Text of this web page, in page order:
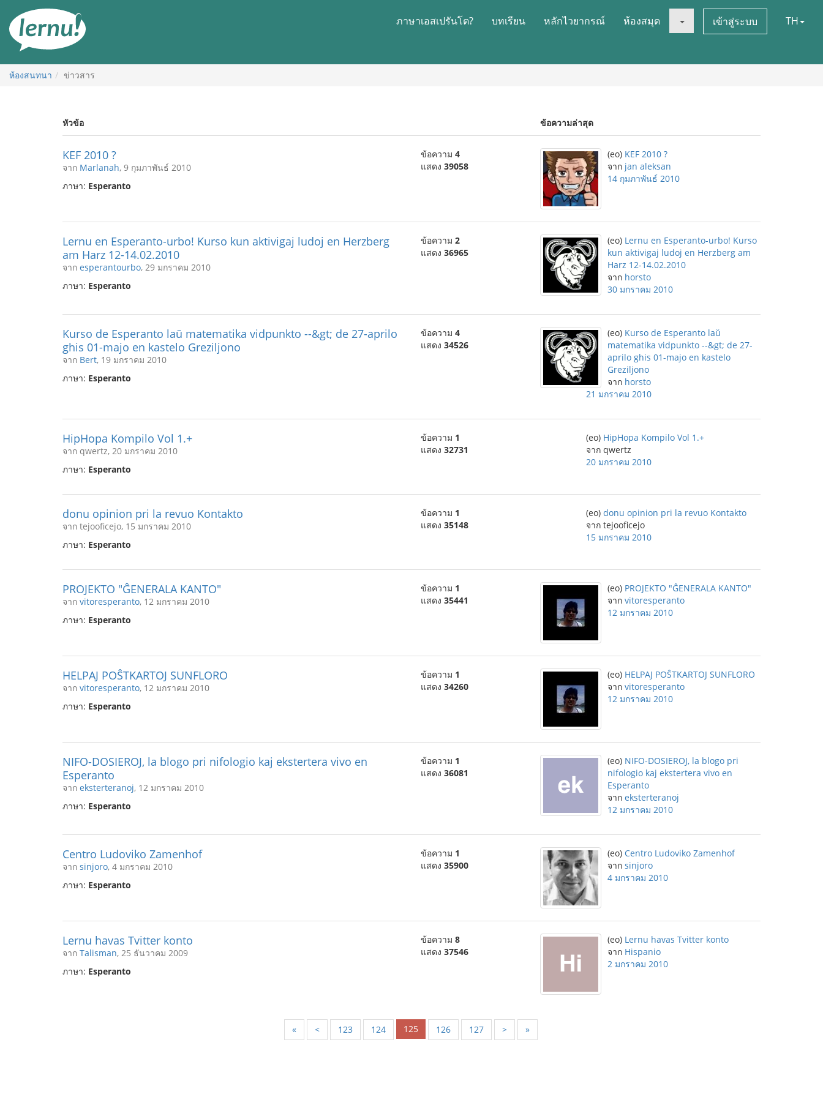
สารบัญ
ภาษาเอสเปรันโต? บทเรียน หลักไวยากรณ์ ห้องสมุด เข้าสู่ระบบ TH
ห้องสนทนา ข่าวสาร
หัวข้อ ข้อความล่าสุด
KEF 2010 ?
จาก Marlanah, 9 กุมภาพันธ์ 2010
ภาษา: Esperanto
ข้อความ 4
แสดง 39058
(eo) KEF 2010 ?
จาก jan aleksan
14 กุมภาพันธ์ 2010
Lernu en Esperanto-urbo! Kurso kun aktivigaj ludoj en Herzberg
am Harz 12-14.02.2010
จาก esperantourbo, 29 มกราคม 2010
ภาษา: Esperanto
ข้อความ 2
แสดง 36965
(eo) Lernu en Esperanto-urbo! Kurso
kun aktivigaj ludoj en Herzberg am
Harz 12-14.02.2010
จาก horsto
30 มกราคม 2010
Kurso de Esperanto laŭ matematika vidpunkto --&gt; de 27-aprilo
ghis 01-majo en kastelo Greziljono
จาก Bert, 19 มกราคม 2010
ภาษา: Esperanto
ข้อความ 4
แสดง 34526
(eo) Kurso de Esperanto laŭ
matematika vidpunkto --&gt; de 27-
aprilo ghis 01-majo en kastelo
Greziljono
จาก horsto
21 มกราคม 2010
HipHopa Kompilo Vol 1.+
จาก qwertz, 20 มกราคม 2010
ภาษา: Esperanto
ข้อความ 1
แสดง 32731
(eo) HipHopa Kompilo Vol 1.+
จาก qwertz
20 มกราคม 2010
donu opinion pri la revuo Kontakto
จาก tejooficejo, 15 มกราคม 2010
ภาษา: Esperanto
ข้อความ 1
แสดง 35148
(eo) donu opinion pri la revuo Kontakto
จาก tejooficejo
15 มกราคม 2010
PROJEKTO "ĜENERALA KANTO"
จาก vitoresperanto, 12 มกราคม 2010
ภาษา: Esperanto
ข้อความ 1
แสดง 35441
(eo) PROJEKTO "ĜENERALA KANTO"
จาก vitoresperanto
12 มกราคม 2010
HELPAJ POŜTKARTOJ SUNFLORO
จาก vitoresperanto, 12 มกราคม 2010
ภาษา: Esperanto
ข้อความ 1
แสดง 34260
(eo) HELPAJ POŜTKARTOJ SUNFLORO
จาก vitoresperanto
12 มกราคม 2010
NIFO-DOSIEROJ, la blogo pri nifologio kaj ekstertera vivo en
Esperanto
จาก eksterteranoj, 12 มกราคม 2010
ภาษา: Esperanto
ข้อความ 1
แสดง 36081
(eo) NIFO-DOSIEROJ, la blogo pri
nifologio kaj ekstertera vivo en
Esperanto
จาก eksterteranoj
12 มกราคม 2010
Centro Ludoviko Zamenhof
จาก sinjoro, 4 มกราคม 2010
ภาษา: Esperanto
ข้อความ 1
แสดง 35900
(eo) Centro Ludoviko Zamenhof
จาก sinjoro
4 มกราคม 2010
Lernu havas Tvitter konto
จาก Talisman, 25 ธันวาคม 2009
ภาษา: Esperanto
ข้อความ 8
แสดง 37546
(eo) Lernu havas Tvitter konto
จาก Hispanio
2 มกราคม 2010
« < 123 124 125 126 127 > »